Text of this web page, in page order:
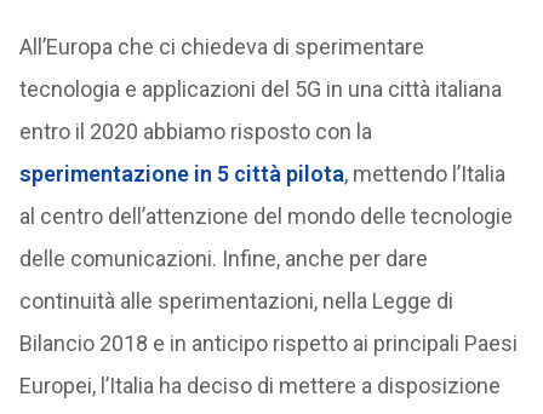
All’Europa che ci chiedeva di sperimentare
tecnologia e applicazioni del 5G in una città italiana
entro il 2020 abbiamo risposto con la
sperimentazione in 5 città pilota, mettendo l’Italia
al centro dell’attenzione del mondo delle tecnologie
delle comunicazioni. Infine, anche per dare
continuità alle sperimentazioni, nella Legge di
Bilancio 2018 e in anticipo rispetto ai principali Paesi
Europei, l’Italia ha deciso di mettere a disposizione